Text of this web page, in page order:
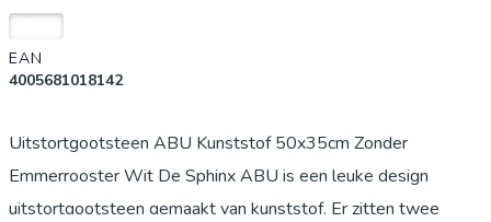
EAN
4005681018142
Uitstortgootsteen ABU Kunststof 50x35cm Zonder
Emmerrooster Wit De Sphinx ABU is een leuke design
uitstortgootsteen gemaakt van kunststof. Er zitten twee